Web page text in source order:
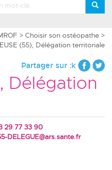
> Choisir son ostéopathe >
(55), Délégation territoriale
Partager sur :k
Délégation
29 77 33 90
DELEGUE@ars.sante.fr